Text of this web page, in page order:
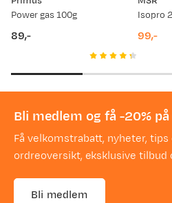
Anonymous
Power gas 100g
89,-
Isopro
99,-
Bli medlem og få -20%
Få velkomstrabatt, nyheter, tips
ordreoversikt, eksklusive tilbud
Bli medlem